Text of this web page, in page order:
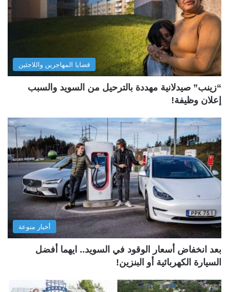
قضايا المهاجرين واللاجئين
“زينب” صيدلانية مهددة بالترحيل من السويد والسبب
إعلان وظيفة!
أخبار منوعة
بعد انخفاض أسعار الوقود في السويد.. ايهما أفضل
السيارة الكهربائية أو البنزين!